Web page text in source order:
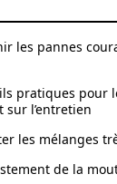
les pannes
pratiques pour
sur l’entretien
les mélanges
de la